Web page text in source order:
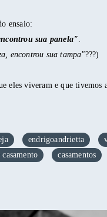
ensaio:
sua panela".
encontrou sua tampa"???)
eles viveram e que tivemos
endrigoandrietta
casamentos